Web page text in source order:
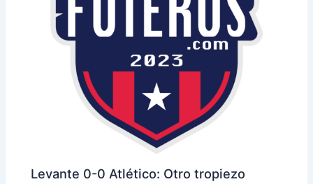
Levante 0-0 Atlético: Otro tropiezo